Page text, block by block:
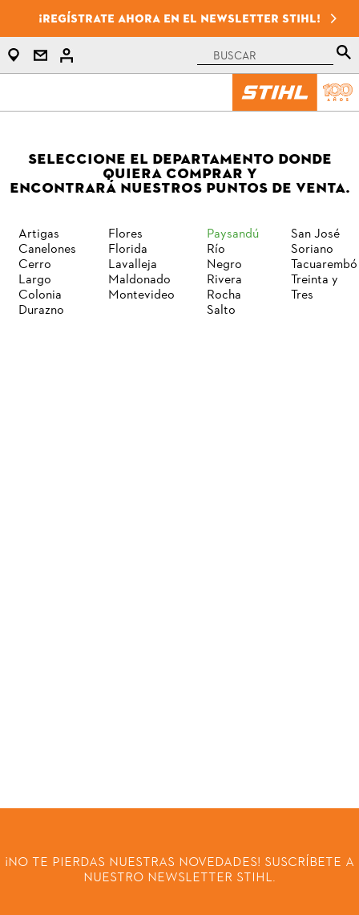
¡Regístrate ahora en el newsletter STIHL!
SELECCIONE EL DEPARTAMENTO DONDE
QUIERA COMPRAR Y
ENCONTRARÁ NUESTROS PUNTOS DE VENTA.
Artigas
Canelones
Cerro
Largo
Colonia
Durazno
Flores
Florida
Lavalleja
Maldonado
Montevideo
Paysandú
Río
Negro
Rivera
Rocha
Salto
San José
Soriano
Tacuarembó
Treinta y
Tres
¡NO TE PIERDAS NUESTRAS NOVEDADES! SUSCRÍBETE A
NUESTRO NEWSLETTER STIHL.